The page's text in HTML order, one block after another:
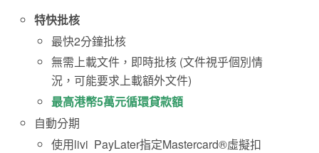
特快批核
最快2分鐘批核
無需上載文件，即時批核 (文件視乎個別情
況，可能要求上載額外文件)
最高港幣5萬元循環貸款額
自動分期
使用livi PayLater指定Mastercard®虛擬扣